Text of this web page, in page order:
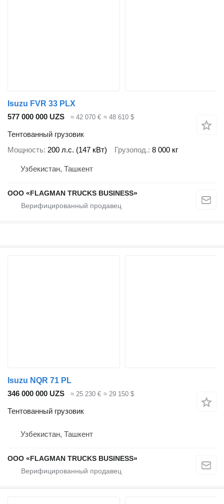
Isuzu FVR 33 PLX
577 000 000 UZS
≈ 42 070 € ≈ 48 610 $
Тентованный грузовик
Мощность 200 л.с. (147 кВт) Грузопод. 8 000 кг
Узбекистан, Ташкент
ООО «FLAGMAN TRUCKS BUSINESS»
Isuzu NQR 71 PL
346 000 000 UZS
≈ 25 230 € ≈ 29 150 $
Тентованный грузовик
Узбекистан, Ташкент
ООО «FLAGMAN TRUCKS BUSINESS»